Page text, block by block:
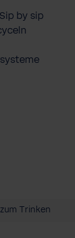
by sip
Trinken